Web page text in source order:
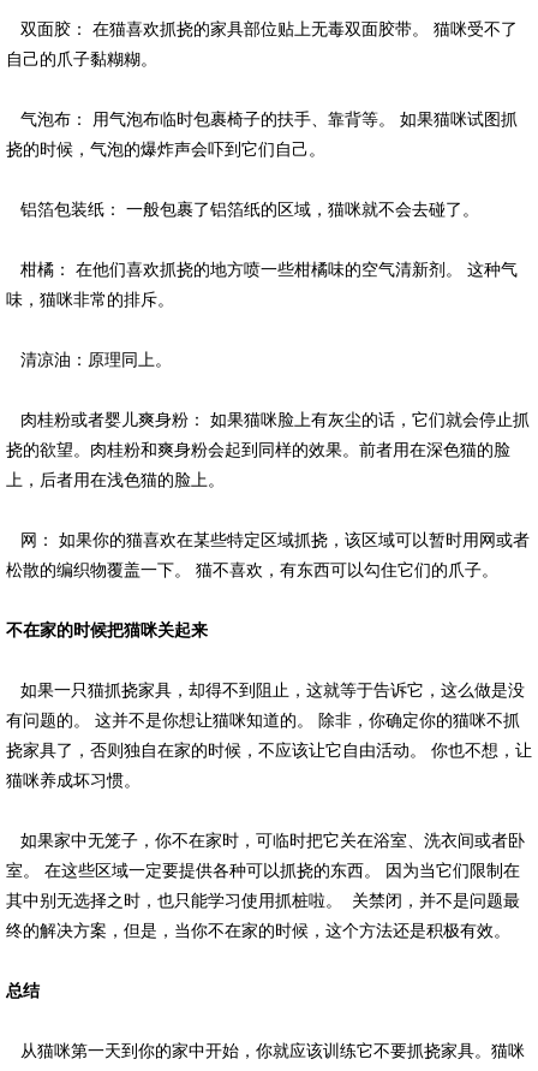
双面胶： 在猫喜欢抓挠的家具部位贴上无毒双面胶带。 猫咪受不了
自己的爪子黏糊糊。
气泡布： 用气泡布临时包裹椅子的扶手、靠背等。 如果猫咪试图抓
挠的时候，气泡的爆炸声会吓到它们自己。
铝箔包装纸： 一般包裹了铝箔纸的区域，猫咪就不会去碰了。
柑橘： 在他们喜欢抓挠的地方喷一些柑橘味的空气清新剂。 这种气
味，猫咪非常的排斥。
清凉油：原理同上。
肉桂粉或者婴儿爽身粉： 如果猫咪脸上有灰尘的话，它们就会停止抓
挠的欲望。肉桂粉和爽身粉会起到同样的效果。前者用在深色猫的脸
上，后者用在浅色猫的脸上。
网： 如果你的猫喜欢在某些特定区域抓挠，该区域可以暂时用网或者
松散的编织物覆盖一下。 猫不喜欢，有东西可以勾住它们的爪子。
不在家的时候把猫咪关起来
如果一只猫抓挠家具，却得不到阻止，这就等于告诉它，这么做是没
有问题的。 这并不是你想让猫咪知道的。 除非，你确定你的猫咪不抓
挠家具了，否则独自在家的时候，不应该让它自由活动。 你也不想，让
猫咪养成坏习惯。
如果家中无笼子，你不在家时，可临时把它关在浴室、洗衣间或者卧
室。 在这些区域一定要提供各种可以抓挠的东西。 因为当它们限制在
其中别无选择之时，也只能学习使用抓桩啦。 关禁闭，并不是问题最
终的解决方案，但是，当你不在家的时候，这个方法还是积极有效。
总结
从猫咪第一天到你的家中开始，你就应该训练它不要抓挠家具。猫咪